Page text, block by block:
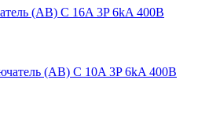
(АВ) C 16A 3P 6kA 400В